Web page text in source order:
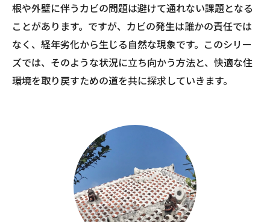
根や外壁に伴うカビの問題は避けて通れない課題となる
ことがあります。ですが、カビの発生は誰かの責任では
なく、経年劣化から生じる自然な現象です。このシリー
ズでは、そのような状況に立ち向かう方法と、快適な住
環境を取り戻すための道を共に探求していきます。